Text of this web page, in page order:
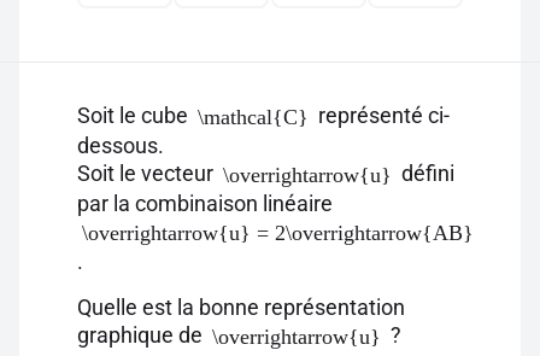
Soit le cube \mathcal{C} représenté ci-
dessous.
Soit le vecteur \overrightarrow{u} défini
par la combinaison linéaire
\overrightarrow{u} = 2\overrightarrow{AB} +
.
Quelle est la bonne représentation
graphique de \overrightarrow{u} ?